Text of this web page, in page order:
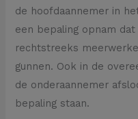
de hoofdaannemer in
een bepaling opnam
rechtstreeks
gunnen. Ook in de
de onderaannemer
bepaling staan.